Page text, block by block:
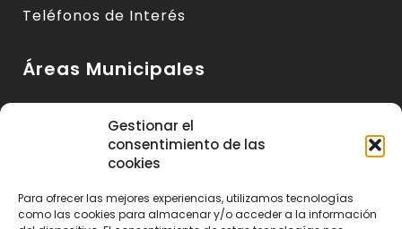
Gestionar el
consentimiento de las
cookies
Para ofrecer las mejores experiencias, utilizamos tecnologías
como las cookies para almacenar y/o acceder a la información
Teléfonos de Interés
Áreas Municipales
Urbanismo y Vivienda
Medio Ambiente y Sanidad
Servicios Sociales